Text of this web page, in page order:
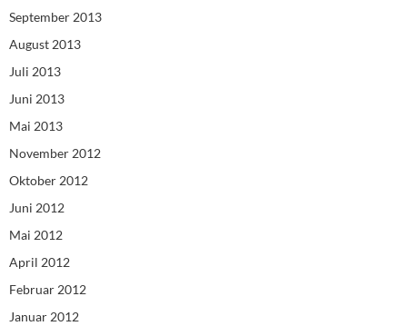
September 2013
August 2013
Juli 2013
Juni 2013
Mai 2013
November 2012
Oktober 2012
Juni 2012
Mai 2012
April 2012
Februar 2012
Januar 2012